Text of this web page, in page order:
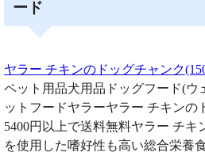
ード
ヤラー チキンのドッグチャンク
ペット用品犬用品ドッグフード(ウ
ットフードヤラーヤラー チキンの
5400円以上で送料無料ヤラー チキ
を使用した嗜好性も高い総合栄養